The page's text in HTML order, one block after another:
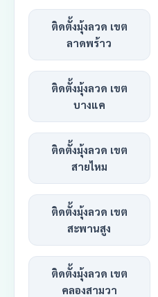
ติดตั้งมุ้งลวด เขต
ลาดพร้าว
ติดตั้งมุ้งลวด เขต
บางแค
ติดตั้งมุ้งลวด เขต
สายไหม
ติดตั้งมุ้งลวด เขต
สะพานสูง
ติดตั้งมุ้งลวด เขต
คลองสามวา